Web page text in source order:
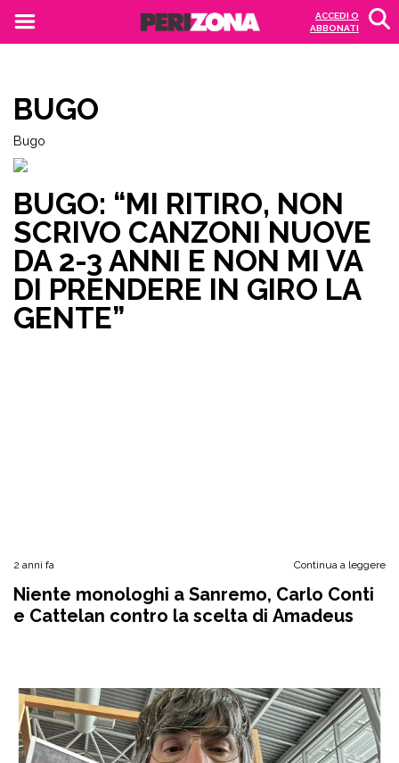
ACCEDI O
ABBONATI
BUGO
Bugo
BUGO: “MI RITIRO, NON
SCRIVO CANZONI NUOVE
DA 2-3 ANNI E NON MI VA
DI PRENDERE IN GIRO LA
GENTE”
2 anni fa Continua a leggere
Niente monologhi a Sanremo, Carlo Conti
e Cattelan contro la scelta di Amadeus